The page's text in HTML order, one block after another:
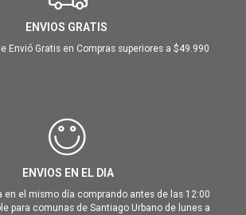
ENVIOS GRATIS
Envió Gratis en Compras superiores a $49.990
ENVIOS EN EL DIA
en el mismo día comprando antes de las 12:00
para comunas de Santiago Urbano de lunes a